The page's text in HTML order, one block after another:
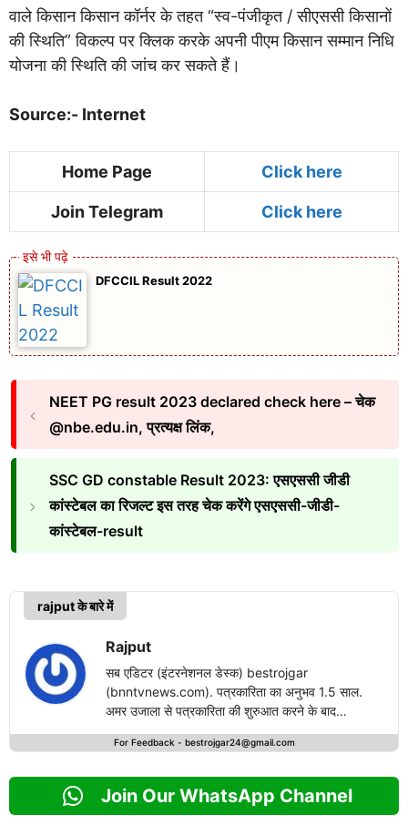
वाले किसान किसान कॉर्नर के तहत “स्व-पंजीकृत / सीएससी किसानों
की स्थिति” विकल्प पर क्लिक करके अपनी पीएम किसान सम्मान निधि
योजना की स्थिति की जांच कर सकते हैं।
Source:- Internet
Home Page Click here
Join Telegram Click here
DFCCIL Result 2022
NEET PG result 2023 declared check here – चेक
@nbe.edu.in, प्रत्यक्ष लिंक,
SSC GD constable Result 2023: एसएससी जीडी
कांस्टेबल का रिजल्ट इस तरह चेक करेंगे एसएससी-जीडी-
कांस्टेबल-result
rajput के बारे में
Rajput
सब एडिटर (इंटरनेशनल डेस्क) bestrojgar
(bnntvnews.com). पत्रकारिता का अनुभव 1.5 साल.
अमर उजाला से पत्रकारिता की शुरुआत करने के बाद
एवं अंतरराष्ट्रीय खबरों के लेखन में दिलचस्पी.
For Feedback - bestrojgar24@gmail.com
Join Our WhatsApp Channel